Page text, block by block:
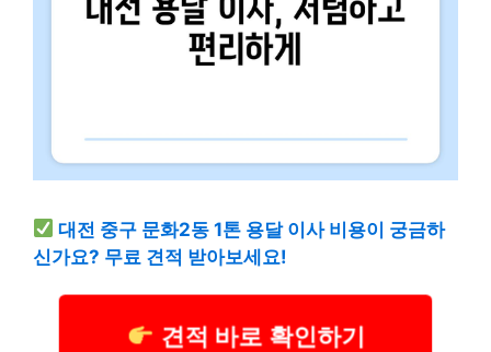
대전 중구 문화2동 1톤 용달 이사 비용이 궁금하
신가요? 무료 견적 받아보세요!
견적 바로 확인하기